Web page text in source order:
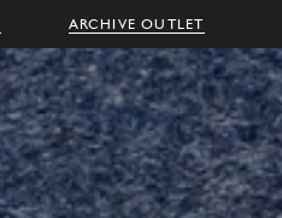
ARCHIVE OUTLET